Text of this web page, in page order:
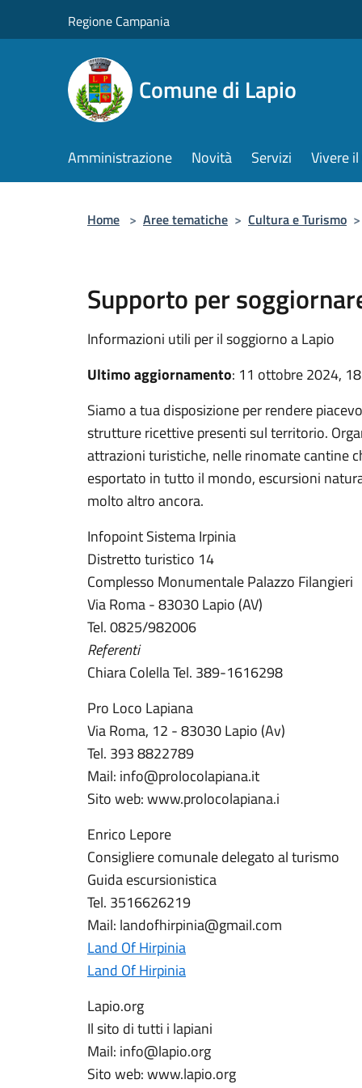
Regione Campania
Comune di Lapio
Amministrazione Novità Servizi Vivere
Home > Aree tematiche > Cultura e Turismo >
Supporto per
Informazioni utili per il soggiorno a Lapio
Ultimo aggiornamento: 11 ottobre 2024,
Siamo a tua disposizione per rendere
strutture ricettive presenti sul territorio.
attrazioni turistiche, nelle rinomate cantine
esportato in tutto il mondo, escursioni
molto altro ancora.
Infopoint Sistema Irpinia
Distretto turistico 14
Complesso Monumentale Palazzo Filangieri
Via Roma - 83030 Lapio (AV)
Tel. 0825/982006
Referenti
Chiara Colella Tel. 389-1616298
Pro Loco Lapiana
Via Roma, 12 - 83030 Lapio (Av)
Tel. 393 8822789
Mail: info@prolocolapiana.it
Sito web: www.prolocolapiana.i
Enrico Lepore
Consigliere comunale delegato al turismo
Guida escursionistica
Tel. 3516626219
Mail: landofhirpinia@gmail.com
Land Of Hirpinia
Land Of Hirpinia
Lapio.org
Il sito di tutti i lapiani
Mail: info@lapio.org
Sito web: www.lapio.org